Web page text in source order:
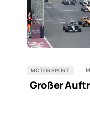
MOTORSPORT
Großer